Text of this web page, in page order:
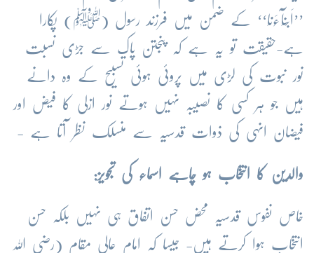
’’اَبْنَآءَنَا‘‘ کے ضمن میں فرزند رسول (ﷺ) پکارا
ہے-حقیقت تو یہ ہے کہ پنجتن پاک سے جڑی نسبت
نور نبوت کی لڑی میں پروئی ہوئی تسبیح کے وہ دانے
ہیں جو ہر کسی کا نصیبہ نہیں ہوتے نور ازلی کا فیض اور
فیضان انہی کی ذوات قدسیہ سے منسلک نظر آتا ہے -
والدین کا انتخاب ہو چاہے اسماء کی تجویز:
خاص نفوس قدسیہ محض حسن اتفاق ہی نہیں بلکہ حسن
انتخاب ہوا کرتے ہیں- جیسا کہ امام عالی مقام (رضی اللہ